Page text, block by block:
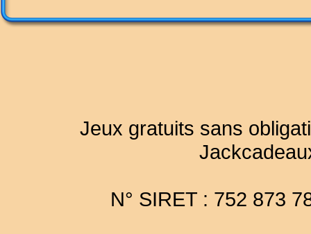
Jeux gratuits sans
N° SIRET : 752 873